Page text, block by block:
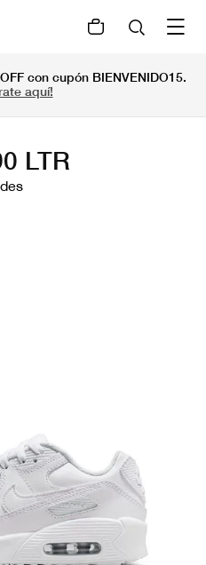
con cupón BIENVENIDO15.
aquí!
LTR